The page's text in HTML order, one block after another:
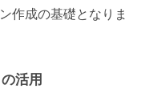
作成の基礎となりま
活用